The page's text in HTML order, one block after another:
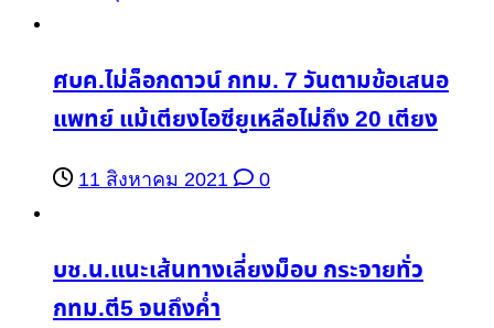
ศบค.ไม่ล็อกดาวน์ กทม. 7 วันตามข้อเสนอ
แพทย์ แม้เตียงไอซียูเหลือไม่ถึง 20 เตียง
11 สิงหาคม 2021 0
บช.น.แนะเส้นทางเลี่ยงม็อบ กระจายทั่ว
กทม.ตี5 จนถึงค่ำ